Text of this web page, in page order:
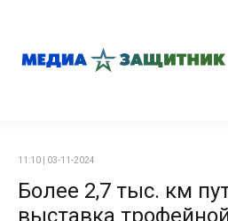
11:10 | 03-11-2024
Более 2,7 тыс. км
выставка